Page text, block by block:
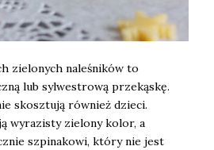
zielonych naleśników to
lub sylwestrową przekąskę.
skosztują również dzieci.
wyrazisty zielony kolor, a
szpinakowi, który nie jest